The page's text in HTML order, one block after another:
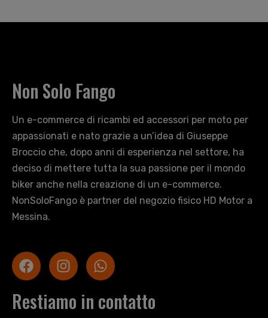
Non Solo Fango
Un e-commerce di ricambi ed accessori per moto per
appassionati e nato grazie a un’idea di Giuseppe
Broccio che, dopo anni di esperienza nel settore, ha
deciso di mettere tutta la sua passione per il mondo
biker anche nella creazione di un e-commerce.
NonSoloFango è partner del negozio fisico HD Motor a
Messina.
Restiamo in contatto